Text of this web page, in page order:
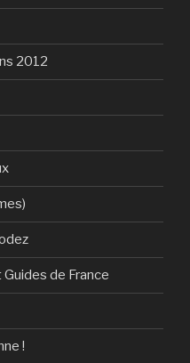
2012
de France
!